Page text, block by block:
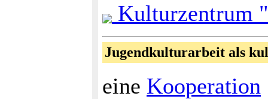
Kulturzentrum
Jugendkulturarbeit als
eine Kooperation